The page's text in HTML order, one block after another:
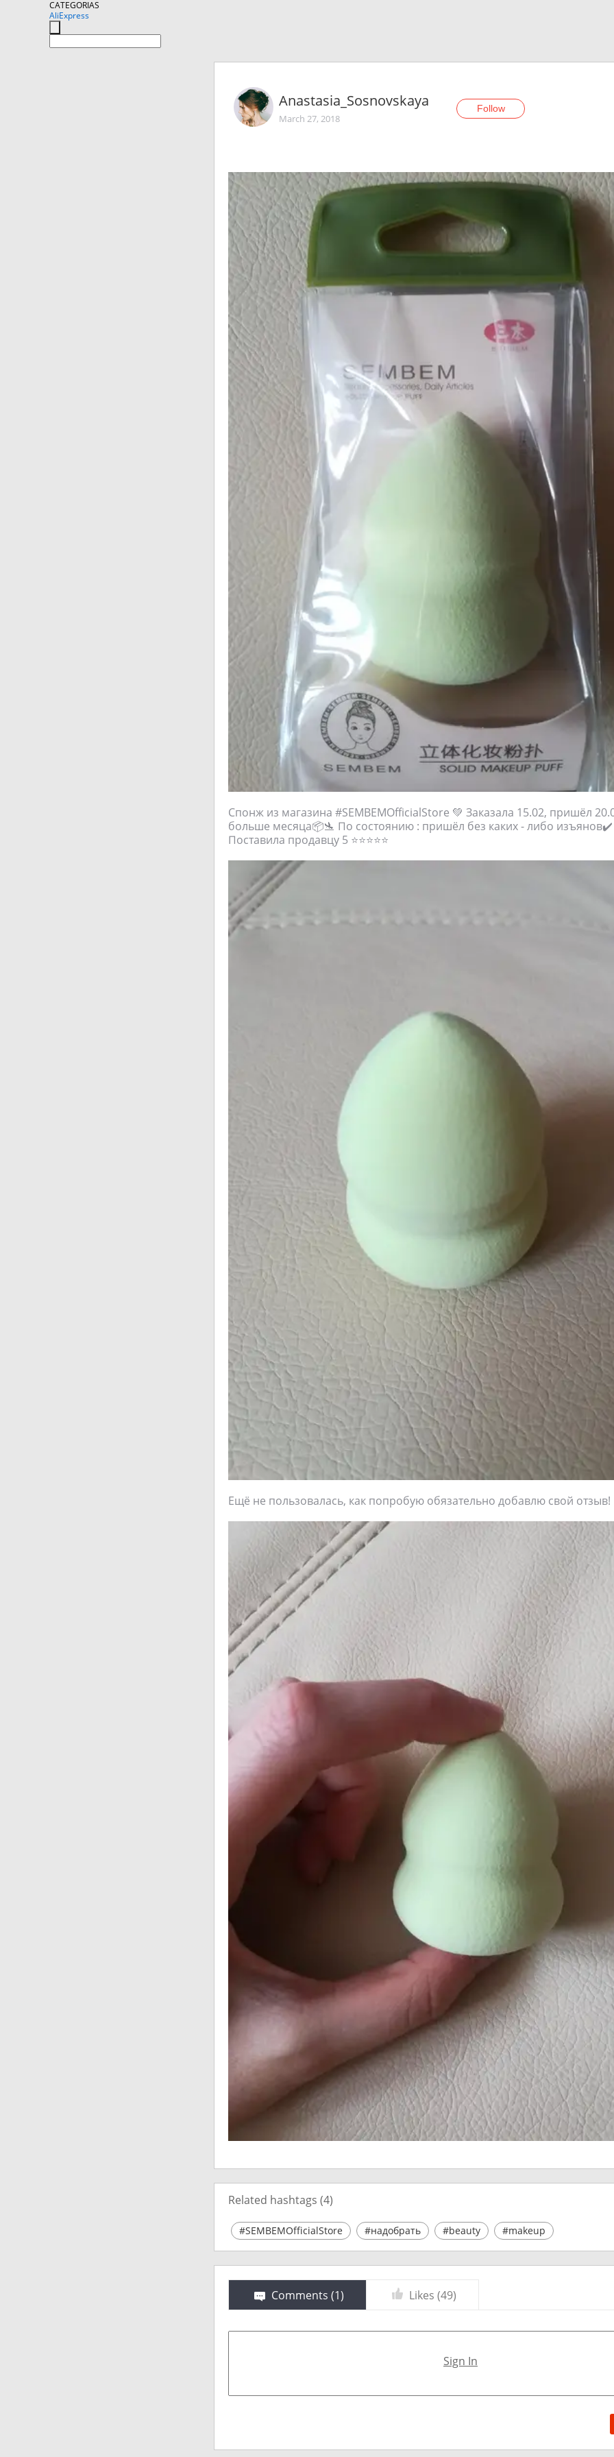
CATEGORIAS
AliExpress
Anastasia_Sosnovskaya
March 27, 2018
Follow
Спонж из магазина #SEMBEMOfficialStore 💚 Заказала 15.02, пришёл
больше месяца📦🛬 По состоянию : пришёл без каких - либо
Поставила продавцу 5 ⭐⭐⭐⭐⭐
Ещё не пользовалась, как попробую обязательно добавлю свой отзыв!
Related hashtags (4)
#SEMBEMOfficialStore #надобрать #beauty #makeup
Comments (1) Likes (49)
Sign In